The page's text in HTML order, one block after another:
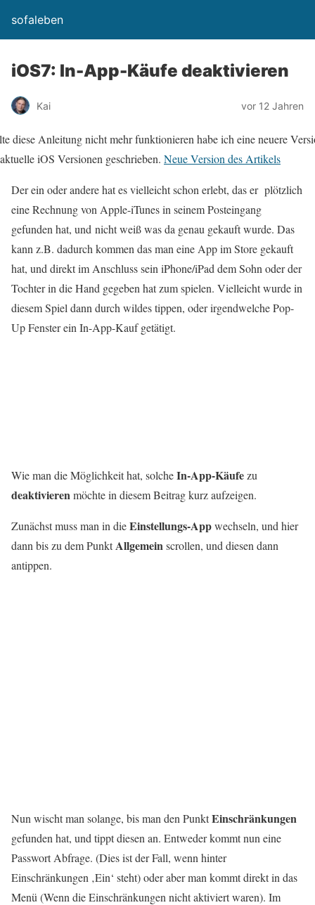
sofaleben
iOS7: In-App-Käufe deaktivieren
Kai vor 12 Jahren
diese Anleitung nicht mehr funktionieren habe ich eine neuere
iOS Versionen geschrieben. Neue Version des Artikels
Der ein oder andere hat es vielleicht schon erlebt, das er plötzlich
eine Rechnung von Apple-iTunes in seinem Posteingang
gefunden hat, und nicht weiß was da genau gekauft wurde. Das
kann z.B. dadurch kommen das man eine App im Store gekauft
hat, und direkt im Anschluss sein iPhone/iPad dem Sohn oder der
Tochter in die Hand gegeben hat zum spielen. Vielleicht wurde in
diesem Spiel dann durch wildes tippen, oder irgendwelche Pop-
Up Fenster ein In-App-Kauf getätigt.
Wie man die Möglichkeit hat, solcheIn-App-Käufezu
deaktivierenmöchte in diesem Beitrag kurz aufzeigen.
Zunächst muss man in dieEinstellungs-Appwechseln, und hier
dann bis zu dem PunktAllgemeinscrollen, und diesen dann
antippen.
Nun wischt man solange, bis man den PunktEinschränkungen
gefunden hat, und tippt diesen an. Entweder kommt nun eine
Passwort Abfrage. (Dies ist der Fall, wenn hinter
Einschränkungen ‚Ein‘ steht) oder aber man kommt direkt in das
Menü (Wenn die Einschränkungen nicht aktiviert waren). Im